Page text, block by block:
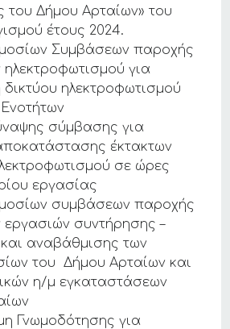
του Δήμου Αρταίων» του
έτους 2024.
Συμβάσεων παροχής
για
ηλεκτροφωτισμού
σύμβασης για
έκτακτων
σε ώρες
εργασίας
συμβάσεων παροχής
εργασιών συντήρησης –
αναβάθμισης των
του Δήμου Αρταίων και
η/μ εγκαταστάσεων
Γνωμοδότησης για